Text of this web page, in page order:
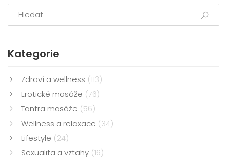
Kategorie
Zdraví a wellness (113)
Erotické masáže (76)
Tantra masáže (56)
Wellness a relaxace (34)
Lifestyle (24)
Sexualita a vztahy (16)